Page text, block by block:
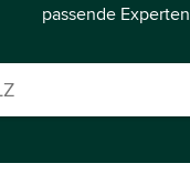
passende